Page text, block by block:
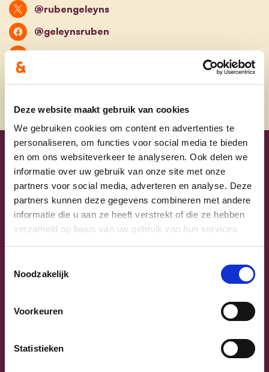
Deze website maakt gebruik van cookies
We gebruiken cookies om content en advertenties te
personaliseren, om functies voor social media te bieden
en om ons websiteverkeer te analyseren. Ook delen we
informatie over uw gebruik van onze site met onze
partners voor social media, adverteren en analyse. Deze
partners kunnen deze gegevens combineren met andere
informatie die u aan ze heeft verstrekt of die ze hebben
verzameld op basis van uw gebruik van hun services.
Noodzakelijk
Voorkeuren
Statistieken
@rubengeleyns
@geleynsruben
@rubengeleyns
Uw lijsttrekkers
Previous Next